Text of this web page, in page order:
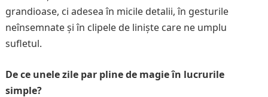
grandioase, ci adesea în micile detalii, în gesturile
neînsemnate și în clipele de liniște care ne umplu
sufletul.
De ce unele zile par pline de magie în lucrurile
simple?